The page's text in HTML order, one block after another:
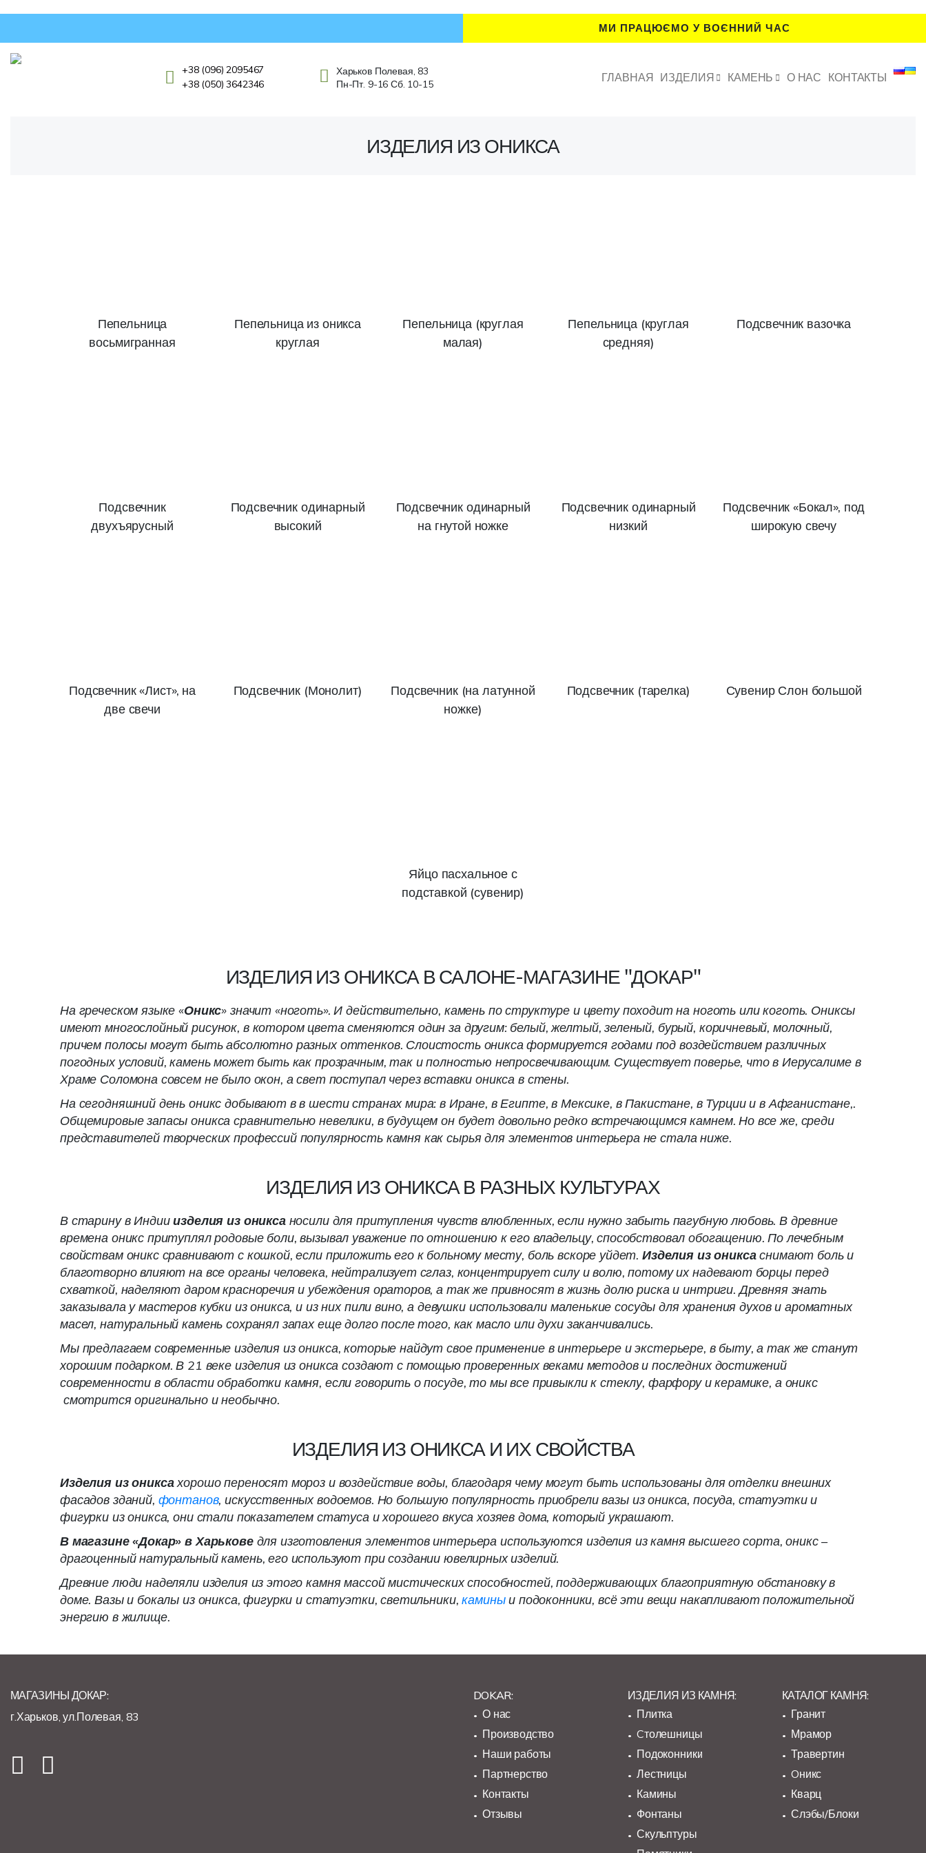
МИ ПРАЦЮЄМО У ВОЄННИЙ ЧАС
+38 (096) 2095467
+38 (050) 3642346
Харьков Полевая, 83
Пн-Пт. 9-16 Сб. 10-15
ГЛАВНАЯ ИЗДЕЛИЯ КАМЕНЬ О НАС КОНТАКТЫ
ИЗДЕЛИЯ ИЗ ОНИКСА
Пепельница
восьмигранная
Пепельница из оникса
круглая
Пепельница (круглая
малая)
Пепельница (круглая
средняя)
Подсвечник вазочка
Подсвечник
двухъярусный
Подсвечник одинарный
высокий
Подсвечник одинарный
на гнутой ножке
Подсвечник одинарный
низкий
Подсвечник «Бокал», под
широкую свечу
Подсвечник «Лист», на
две свечи
Подсвечник (Монолит)
Подсвечник (на латунной
ножке)
Подсвечник (тарелка) Сувенир Слон большой
Яйцо пасхальное с
подставкой (сувенир)
ИЗДЕЛИЯ ИЗ ОНИКСА В САЛОНЕ-МАГАЗИНЕ "ДОКАР"
На греческом языке «Оникс» значит «ноготь». И действительно, камень по структуре и цвету походит на ноготь или коготь. Ониксы
имеют многослойный рисунок, в котором цвета сменяются один за другим: белый, желтый, зеленый, бурый, коричневый, молочный,
причем полосы могут быть абсолютно разных оттенков. Слоистость оникса формируется годами под воздействием различных
погодных условий, камень может быть как прозрачным, так и полностью непросвечивающим. Существует поверье, что в Иерусалиме в
Храме Соломона совсем не было окон, а свет поступал через вставки оникса в стены.
На сегодняшний день оникс добывают в в шести странах мира: в Иране, в Египте, в Мексике, в Пакистане, в Турции и в Афганистане,.
Общемировые запасы оникса сравнительно невелики, в будущем он будет довольно редко встречающимся камнем. Но все же, среди
представителей творческих профессий популярность камня как сырья для элементов интерьера не стала ниже.
ИЗДЕЛИЯ ИЗ ОНИКСА В РАЗНЫХ КУЛЬТУРАХ
В старину в Индииизделия из ониксаносили для притупления чувств влюбленных, если нужно забыть пагубную любовь. В древние
времена оникс притуплял родовые боли, вызывал уважение по отношению к его владельцу, способствовал обогащению. По лечебным
свойствам оникс сравнивают с кошкой, если приложить его к больному месту, боль вскоре уйдет.Изделия из ониксаснимают боль и
благотворно влияют на все органы человека, нейтрализует сглаз, концентрирует силу и волю, потому их надевают борцы перед
схваткой, наделяют даром красноречия и убеждения ораторов, а так же привносят в жизнь долю риска и интриги. Древняя знать
заказывала у мастеров кубки из оникса, и из них пили вино, а девушки использовали маленькие сосуды для хранения духов и ароматных
масел, натуральный камень сохранял запах еще долго после того, как масло или духи заканчивались.
Мы предлагаем современные изделия из оникса, которые найдут свое применение в интерьере и экстерьере, в быту, а так же станут
хорошим подарком. В 21 веке изделия из оникса создают с помощью проверенных веками методов и последних достижений
современности в области обработки камня, если говорить о посуде, то мы все привыкли к стеклу, фарфору и керамике, а оникс
смотрится оригинально и необычно.
ИЗДЕЛИЯ ИЗ ОНИКСА И ИХ СВОЙСТВА
Изделия из ониксахорошо переносят мороз и воздействие воды, благодаря чему могут быть использованы для отделки внешних
фасадов зданий, фонтанов, искусственных водоемов. Но большую популярность приобрели вазы из оникса, посуда, статуэтки и
фигурки из оникса, они стали показателем статуса и хорошего вкуса хозяев дома, который украшают.
В магазине «Докар» в Харьковедля изготовления элементов интерьера используются изделия из камня высшего сорта, оникс –
драгоценный натуральный камень, его используют при создании ювелирных изделий.
Древние люди наделяли изделия из этого камня массой мистических способностей, поддерживающих благоприятную обстановку в
доме. Вазы и бокалы из оникса, фигурки и статуэтки, светильники,каминыи подоконники, всё эти вещи накапливают положительной
энергию в жилище.
МАГАЗИНЫ ДОКАР:
г.Харьков, ул.Полевая, 83
DOKAR:
О нас
Производство
Наши работы
Партнерство
Контакты
Отзывы
ИЗДЕЛИЯ ИЗ КАМНЯ:
Плитка
Cтолешницы
Подоконники
Лестницы
Камины
Фонтаны
Скульптуры
КАТАЛОГ КАМНЯ:
Гранит
Мрамор
Травертин
Oникс
Кварц
Слэбы/Блоки